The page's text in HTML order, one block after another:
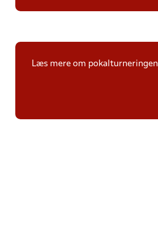
Læs mere om pokalturneringen